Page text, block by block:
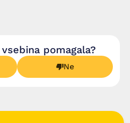
pomagala?
Ne